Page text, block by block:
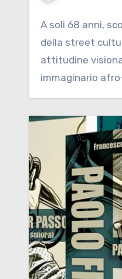
A soli 68 anni,
della street
attitudine
immaginario